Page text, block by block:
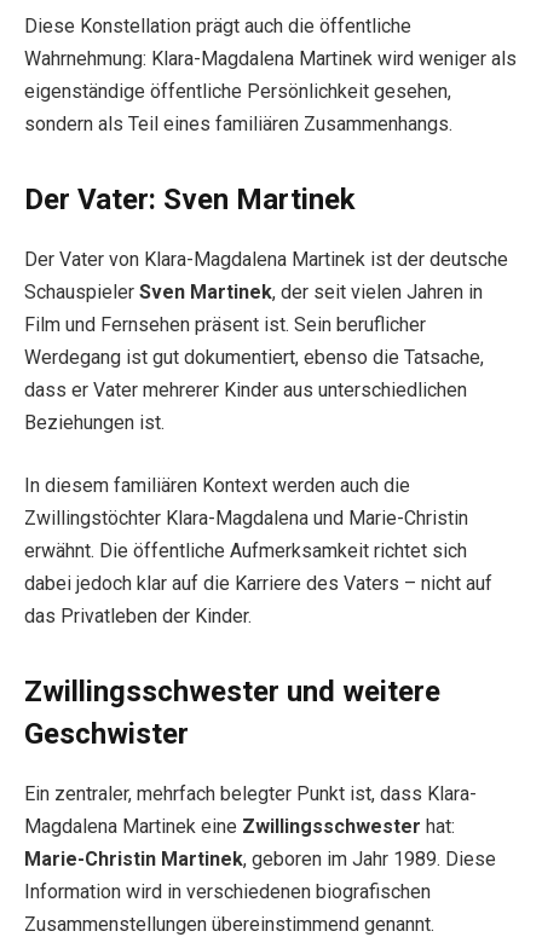
Diese Konstellation prägt auch die öffentliche
Wahrnehmung: Klara-Magdalena Martinek wird weniger als
eigenständige öffentliche Persönlichkeit gesehen,
sondern als Teil eines familiären Zusammenhangs.
Der Vater: Sven Martinek
Der Vater von Klara-Magdalena Martinek ist der deutsche
Schauspieler Sven Martinek, der seit vielen Jahren in
Film und Fernsehen präsent ist. Sein beruflicher
Werdegang ist gut dokumentiert, ebenso die Tatsache,
dass er Vater mehrerer Kinder aus unterschiedlichen
Beziehungen ist.
In diesem familiären Kontext werden auch die
Zwillingstöchter Klara-Magdalena und Marie-Christin
erwähnt. Die öffentliche Aufmerksamkeit richtet sich
dabei jedoch klar auf die Karriere des Vaters – nicht auf
das Privatleben der Kinder.
Zwillingsschwester und weitere
Geschwister
Ein zentraler, mehrfach belegter Punkt ist, dass Klara-
Magdalena Martinek eine Zwillingsschwester hat:
Marie-Christin Martinek, geboren im Jahr 1989. Diese
Information wird in verschiedenen biografischen
Zusammenstellungen übereinstimmend genannt.